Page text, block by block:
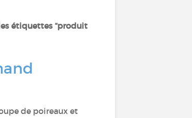
étiquettes “produit
de poireaux et